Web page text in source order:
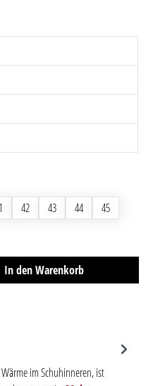
42 43 44
45
verfügbar.)
Wert ein oder
In den Warenkorb
im Schuhinneren, ist